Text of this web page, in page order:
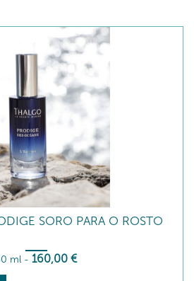
SORO PARA O ROSTO
ml - 160,00 €